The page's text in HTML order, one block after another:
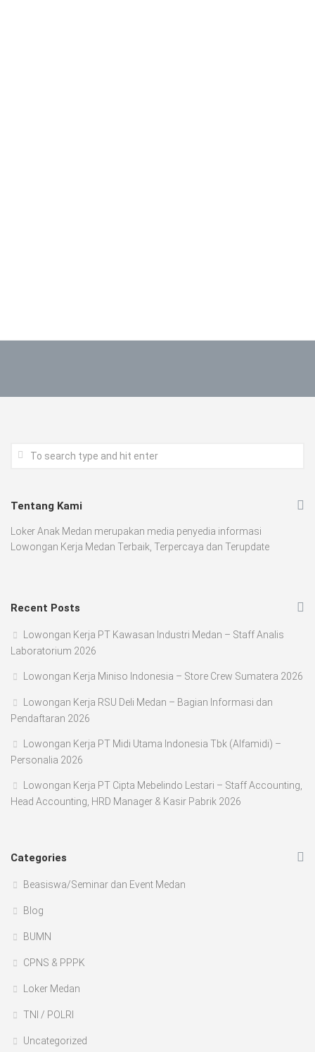
Tentang Kami
Loker Anak Medan merupakan media penyedia informasi
Lowongan Kerja Medan Terbaik, Terpercaya dan Terupdate
Recent Posts
Lowongan Kerja PT Kawasan Industri Medan – Staff Analis
Laboratorium 2026
Lowongan Kerja Miniso Indonesia – Store Crew Sumatera 2026
Lowongan Kerja RSU Deli Medan – Bagian Informasi dan
Pendaftaran 2026
Lowongan Kerja PT Midi Utama Indonesia Tbk (Alfamidi) –
Personalia 2026
Lowongan Kerja PT Cipta Mebelindo Lestari – Staff Accounting,
Head Accounting, HRD Manager & Kasir Pabrik 2026
Categories
Beasiswa/Seminar dan Event Medan
Blog
BUMN
CPNS & PPPK
Loker Medan
TNI / POLRI
Uncategorized